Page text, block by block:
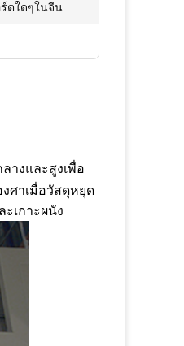
ตใดๆในจีน
างและสูงเพื่อ
ศาเมื่อวัสดุหยุด
เกาะผนัง